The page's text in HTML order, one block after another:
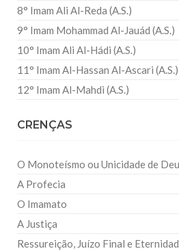
8° Imam Ali Al-Reda (A.S.)
9° Imam Mohammad Al-Jauád (A.S.)
10° Imam Ali Al-Hádi (A.S.)
11° Imam Al-Hassan Al-Ascari (A.S.)
12° Imam Al-Mahdi (A.S.)
CRENÇAS
O Monoteísmo ou Unicidade de
A Profecia
O Imamato
A Justiça
Ressureição, Juízo Final e